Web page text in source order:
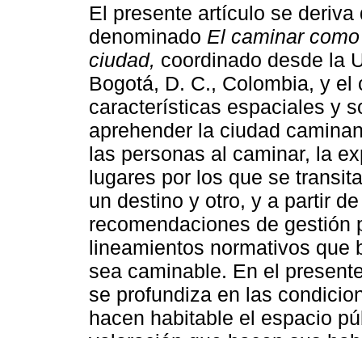
El presente artículo se
denominado El caminar
ciudad, coordinado desde la
Bogotá, D. C., Colombia, y
características espaciales y
aprehender la ciudad
las personas al caminar, la
lugares por los que se
un destino y otro, y a partir
recomendaciones de gestión
lineamientos normativos que
sea caminable. En el
se profundiza en las
hacen habitable el espacio